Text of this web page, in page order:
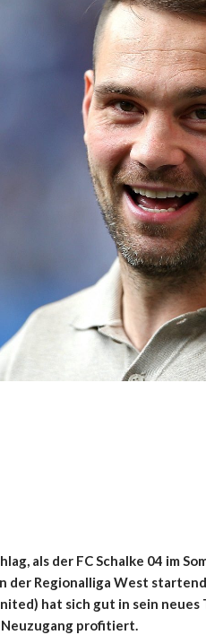
als der FC Schalke 04 im
der Regionalliga West
hat sich gut in sein
profitiert.